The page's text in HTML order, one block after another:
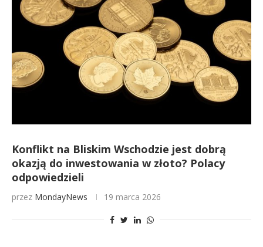
Konflikt na Bliskim Wschodzie jest dobrą
okazją do inwestowania w złoto? Polacy
odpowiedzieli
przez MondayNews 19 marca 2026